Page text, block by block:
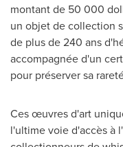
montant de 50 000
un objet de collection
de plus de 240 ans
accompagnée d'un
pour préserver sa
Ces œuvres d'art
l'ultime voie d'accès à